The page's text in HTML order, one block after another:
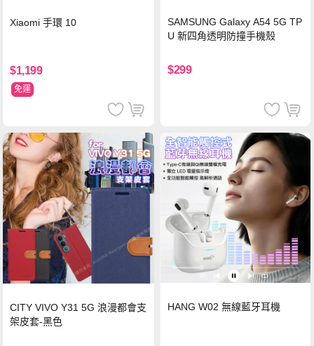
Xiaomi 手環 10
$1,199
免運
SAMSUNG Galaxy A54 5G TP
U 新四角透明防撞手機殼
$299
CITY VIVO Y31 5G 浪漫都會支
架皮套-黑色
HANG W02 無線藍牙耳機